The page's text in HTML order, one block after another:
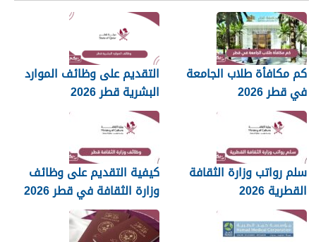
كم مكافأة طلاب الجامعة
في قطر 2026
التقديم على وظائف الموارد
البشرية قطر 2026
سلم رواتب وزارة الثقافة
القطرية 2026
كيفية التقديم على وظائف
وزارة الثقافة في قطر 2026